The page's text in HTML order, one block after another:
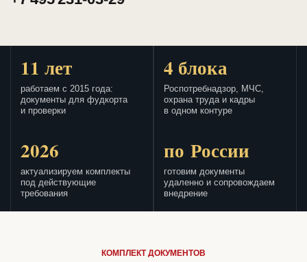
11 лет
работаем с 2015 года:
документы для фудкорта
и проверки
4 блока
Роспотребнадзор, МЧС,
охрана труда и кадры
в одном контуре
2026
актуализируем комплекты
под действующие
требования
по России
готовим документы
удаленно и сопровождаем
внедрение
КОМПЛЕКТ ДОКУМЕНТОВ